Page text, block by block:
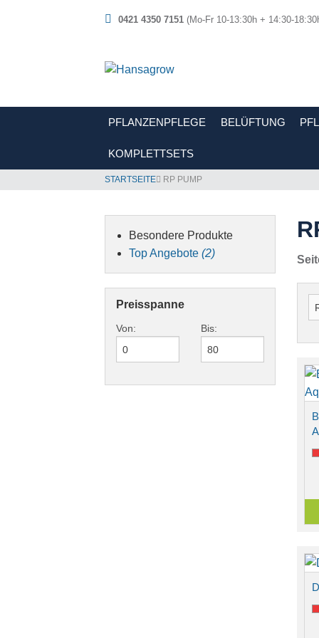
0421 4350 7151 (Mo-Fr 10-13:30h + 14:30-
PFLANZENPFLEGE BELÜFTUNG
KOMPLETTSETS
STARTSEITE RP PUMP
Besondere Produkte
Top Angebote (2)
Preisspanne
Von: Bis: